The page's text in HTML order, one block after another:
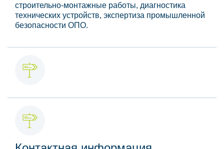
строительно-монтажные работы, диагностика
технических устройств, экспертиза промышленной
безопасности ОПО.